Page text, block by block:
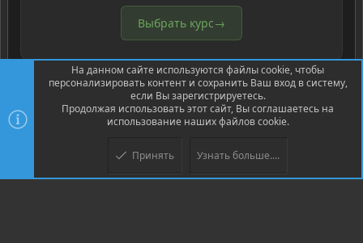
Выбрать курс→
Community platform by XenForo ® © 2010-2026 XenForo Ltd.
© Jason Axelrod of 8WAYRUN
На данном сайте используются файлы cookie, чтобы
персонализировать контент и сохранить Ваш вход в систему,
если Вы зарегистрируетесь.
Продолжая использовать этот сайт, Вы соглашаетесь на
использование наших файлов cookie.
Принять Узнать больше....